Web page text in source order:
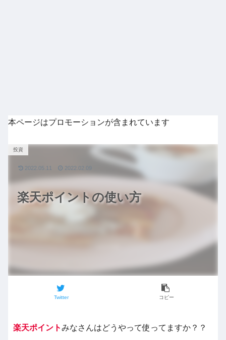
本ページはプロモーションが含まれています
楽天ポイントの使い方
投資
Twitter コピー
2022.05.11 2022.02.09
楽天ポイントみなさんはどうやって使ってますか？？